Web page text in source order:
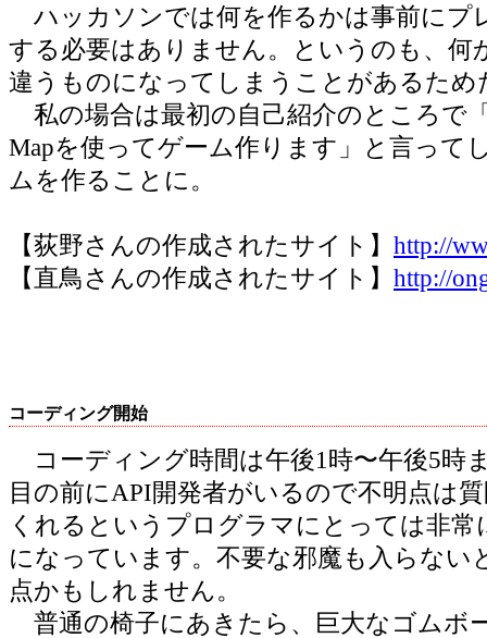
ハッカソンでは何を作るかは事前にプ
する必要はありません。というのも、何
違うものになってしまうことがあるため
私の場合は最初の自己紹介のところで
Mapを使ってゲーム作ります」と言って
ムを作ることに。
【荻野さんの作成されたサイト】 http://
【直鳥さんの作成されたサイト】 http://
コーディング開始
コーディング時間は午後1時〜午後5時
目の前にAPI開発者がいるので不明点は
くれるというプログラマにとっては非常
になっています。不要な邪魔も入らない
点かもしれません。
普通の椅子にあきたら、巨大なゴムボ